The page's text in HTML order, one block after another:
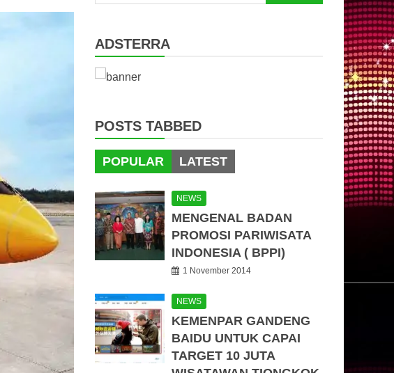
for:
ADSTERRA
POSTS TABBED
POPULAR LATEST
NEWS
MENGENAL BADAN
PROMOSI PARIWISATA
INDONESIA ( BPPI)
1 November 2014
NEWS
KEMENPAR GANDENG
BAIDU UNTUK CAPAI
TARGET 10 JUTA